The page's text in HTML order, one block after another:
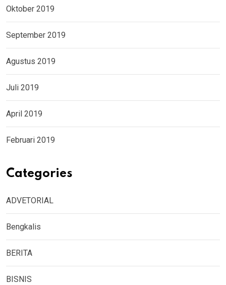
Oktober 2019
September 2019
Agustus 2019
Juli 2019
April 2019
Februari 2019
Categories
ADVETORIAL
Bengkalis
BERITA
BISNIS